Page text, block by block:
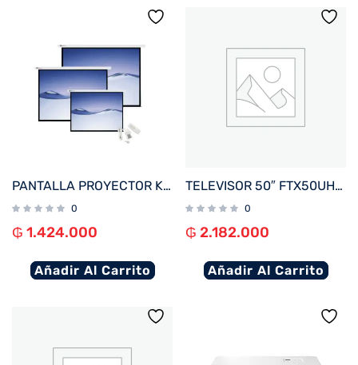
PANTALLA PROYECTOR KLIP 100″ KPS-502 4:3 110V ELEC C/CONTROL BLANCO TECHO/P
0
₲ 1.424.000
Añadir Al Carrito
TELEVISOR 50″ FTX50UHD4V1 4K SMART/HDMI/USB/AND 15 + MAGIC REMOTE BORDE INFINITO
0
₲ 2.182.000
Añadir Al Carrito